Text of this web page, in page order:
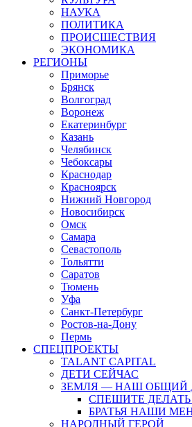
НАУКА
ПОЛИТИКА
ПРОИСШЕСТВИЯ
ЭКОНОМИКА
РЕГИОНЫ
Приморье
Брянск
Волгоград
Воронеж
Екатеринбург
Казань
Челябинск
Чебоксары
Краснодар
Красноярск
Нижний Новгород
Новосибирск
Омск
Самара
Севастополь
Тольятти
Саратов
Тюмень
Уфа
Санкт-Петербург
Ростов-на-Дону
Пермь
СПЕЦПРОЕКТЫ
TALANT CAPITAL
ДЕТИ СЕЙЧАС
ЗЕМЛЯ — НАШ ОБЩИЙ
СПЕШИТЕ ДЕЛАТЬ
БРАТЬЯ НАШИ
НАРОДНЫЙ ГЕРОЙ